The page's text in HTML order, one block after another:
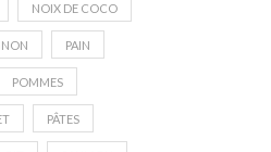
NOIX DE COCO
PAIN
POMMES
PÂTES